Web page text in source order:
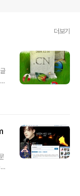
더보기